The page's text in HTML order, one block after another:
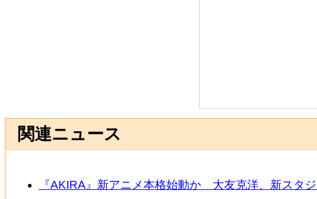
関連ニュース
『AKIRA』新アニメ本格始動か 大友克洋、新スタ